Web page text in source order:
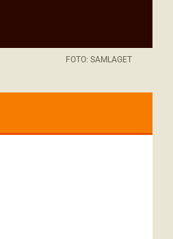
FOTO: SAMLAGET